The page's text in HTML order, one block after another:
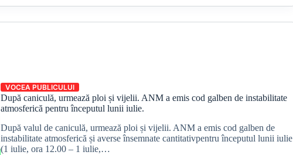
VOCEA PUBLICULUI
După caniculă, urmează ploi și vijelii. ANM a emis cod galben de instabilitate
atmosferică pentru începutul lunii iulie.
După valul de caniculă, urmează ploi și vijelii. ANM a emis cod galben de
instabilitate atmosferică și averse însemnate cantitativpentru începutul lunii iulie
(1 iulie, ora 12.00 – 1 iulie,…